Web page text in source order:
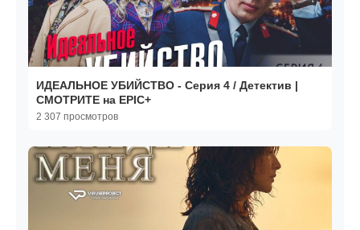
ИДЕАЛЬНОЕ УБИЙСТВО - Серия 4 / Детектив |
СМОТРИТЕ на EPIC+
2 307 просмотров